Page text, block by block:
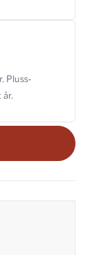
Pluss-
år.